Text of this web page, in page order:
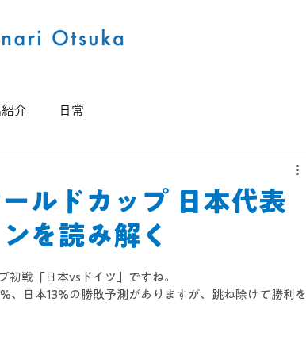
介 日常
ルドカップ 日本代表
を読み解く
初戦「日本vsドイツ」ですね。
、日本13%の勝敗予測がありますが、跳ね除けて勝利を